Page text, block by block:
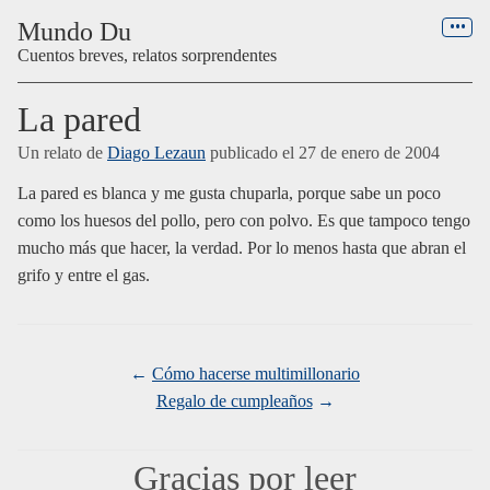
Mundo Du
Cuentos breves, relatos sorprendentes
Menú
La pared
Un relato de Diago Lezaun publicado el 27 de enero de 2004
La pared es blanca y me gusta chuparla, porque sabe un poco
como los huesos del pollo, pero con polvo. Es que tampoco tengo
mucho más que hacer, la verdad. Por lo menos hasta que abran el
grifo y entre el gas.
Cómo hacerse multimillonario
Regalo de cumpleaños
Gracias por leer